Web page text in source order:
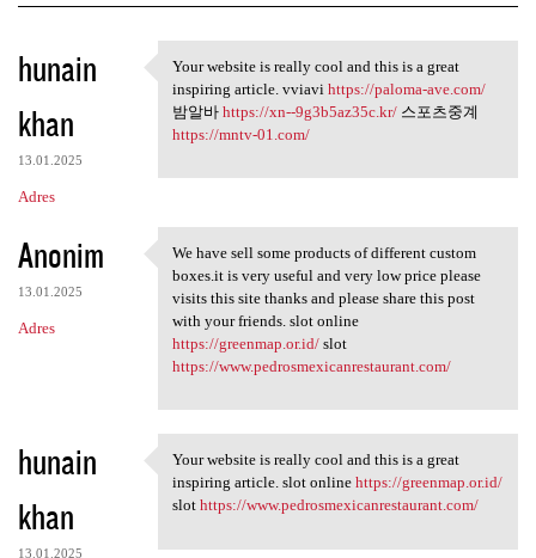
K
o
m
e
n
a
r
z
hunain
khan
13.01.2025
Adres
Your website is really cool
Your website is really cool and this is a great
inspiring article. vviavi https://paloma-ave.com/
밤알바 https://xn--9g3b5az35c.kr/스포츠중계
https://mntv-01.com/
Anonim
13.01.2025
Adres
We have sell some products of
We have sell some products of different custom
boxes.it is very useful and very low price please
visits this site thanks and please share this post
with your friends. slot online
https://greenmap.or.id/slot
https://www.pedrosmexicanrestaurant.com/
hunain
khan
13.01.2025
Your website is really cool
Your website is really cool and this is a great
inspiring article. slot online https://greenmap.or.id/
slot https://www.pedrosmexicanrestaurant.com/